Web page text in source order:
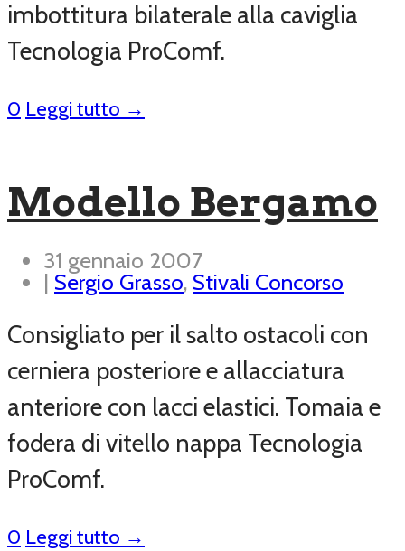
imbottitura bilaterale alla caviglia
Tecnologia ProComf.
0 Leggi tutto →
Modello Bergamo
31 gennaio 2007
| Sergio Grasso, Stivali Concorso
Consigliato per il salto ostacoli con
cerniera posteriore e allacciatura
anteriore con lacci elastici. Tomaia e
fodera di vitello nappa Tecnologia
ProComf.
0 Leggi tutto →